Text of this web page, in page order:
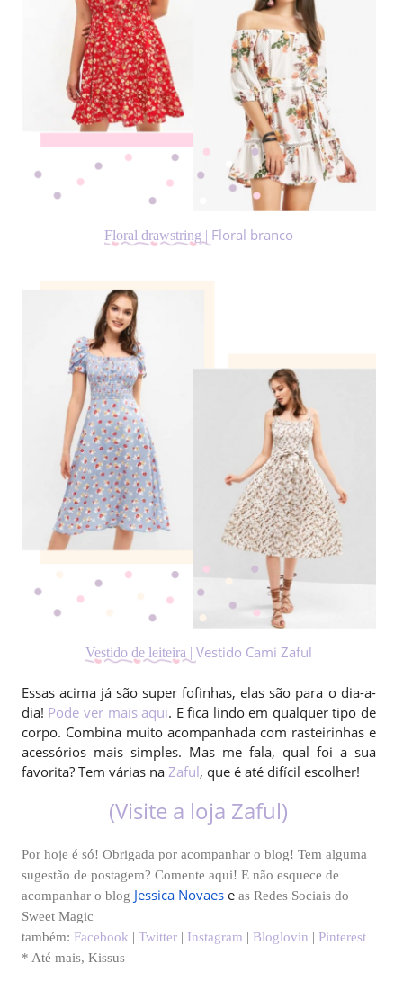
Floral drawstring | Floral branco
Vestido de leiteira | Vestido Cami Zaful
Essas acima já são super fofinhas, elas são para o dia-a-
dia! Pode ver mais aqui. E fica lindo em qualquer tipo de
corpo. Combina muito acompanhada com rasteirinhas e
acessórios mais simples. Mas me fala, qual foi a sua
favorita? Tem várias na Zaful, que é até difícil escolher!
(Visite a loja Zaful)
Por hoje é só! Obrigada por acompanhar o blog! Tem alguma
sugestão de postagem? Comente aqui! E não esquece de
acompanhar o blog Jessica Novaese as Redes Sociais do
Sweet Magic
também: Facebook | Twitter| Instagram | Bloglovin | Pinterest
* Até mais, Kissus